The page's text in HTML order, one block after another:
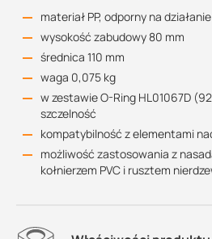
materiał PP, odporny na
wysokość zabudowy 80 mm
średnica 110 mm
waga 0,075 kg
w zestawie O-Ring HL01067D
szczelność
kompatybilność z elementami
możliwość zastosowania z
kołnierzem PVC i rusztem